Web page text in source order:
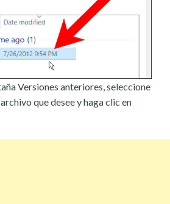
Versiones anteriores, seleccione
que desee y haga clic en